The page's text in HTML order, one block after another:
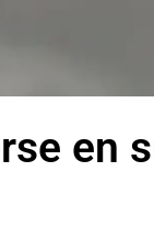
en